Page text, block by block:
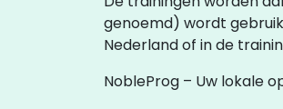
genoemd) wordt
Nederland of in de
NobleProg – Uw lokale